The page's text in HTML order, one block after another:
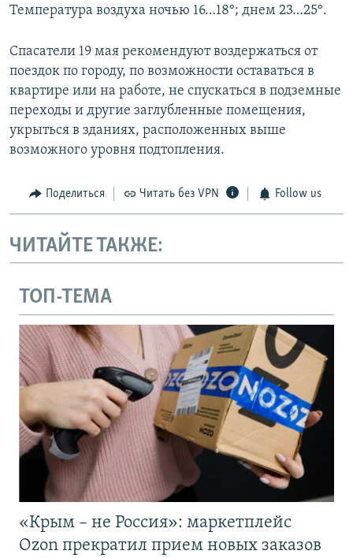
Температура воздуха ночью 16…18°; днем 23…25°.
Спасатели 19 мая рекомендуют воздержаться от
поездок по городу, по возможности оставаться в
квартире или на работе, не спускаться в подземные
переходы и другие заглубленные помещения,
укрыться в зданиях, расположенных выше
возможного уровня подтопления.
Поделиться Читать без VPN Follow us
ЧИТАЙТЕ ТАКЖЕ:
ТОП-ТЕМА
«Крым – не Россия»: маркетплейс
Ozon прекратил прием новых заказов